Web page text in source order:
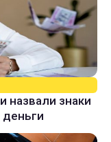
назвали знаки
деньги